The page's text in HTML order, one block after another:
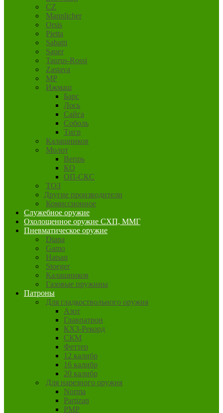
CZ
Mannlicher
Orsis
Pietta
Sabatti
Sauer
Taurus-Rossi
Zastava
MP
Ижмаш
Барс
Лось
Сайга
Соболь
Тигр
Калашников
Молот
Вепрь
КО
ОП-СКС
ТОЗ
Другие производители
Комиссионное
Служебное оружие
Охолощенное оружие СХП, ММГ
Пневматическое оружие
Diana
Gamo
Hatsan
Stoeger
Калашников
Газовые пружины
Патроны
Для гладкоствольного оружия
Азот
Главпатрон
КХЗ-Рекорд
СКМ
Феттер
12 калибр
16 калибр
20 калибр
Для нарезного оружия
Norma
Partizan
PMP